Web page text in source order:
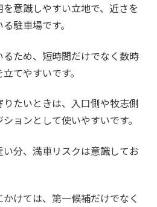
意識しやすい立地で、近さを
駐車場です。
ため、短時間だけでなく数時
てやすいです。
たいときは、入口側や牧志側
ョンとして使いやすいです。
分、満車リスクは意識してお
けては、第一候補だけでなく